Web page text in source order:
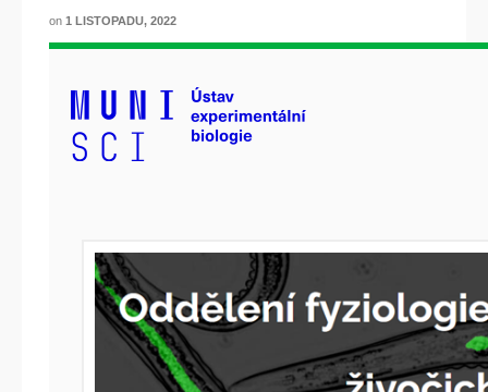
on 1 LISTOPADU, 2022